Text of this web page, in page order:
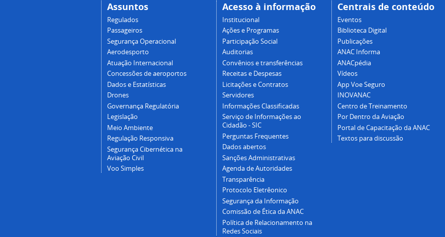
Assuntos
Regulados
Passageiros
Segurança Operacional
Aerodesporto
Atuação Internacional
Concessões de aeroportos
Dados e Estatísticas
Drones
Governança Regulatória
Legislação
Meio Ambiente
Regulação Responsiva
Segurança Cibernética na
Aviação Civil
Voo Simples
Acesso à informação
Institucional
Ações e Programas
Participação Social
Auditorias
Convênios e transferências
Receitas e Despesas
Licitações e Contratos
Servidores
Informações Classificadas
Serviço de Informações ao
Cidadão - SIC
Perguntas Frequentes
Dados abertos
Sanções Administrativas
Agenda de Autoridades
Transparência
Protocolo Eletrêonico
Segurança da Informação
Comissão de Ética da ANAC
Política de Relacionamento na
Redes Sociais
Centrais de conteúdo
Eventos
Biblioteca Digital
Publicações
ANAC Informa
ANACpédia
Vídeos
App Voe Seguro
INOVANAC
Centro de Treinamento
Por Dentro da Aviação
Portal de Capacitação da ANAC
Textos para discussão